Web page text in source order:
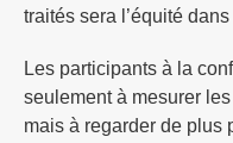
traités sera l’équité dans
Les participants à la
seulement à mesurer
mais à regarder de plus